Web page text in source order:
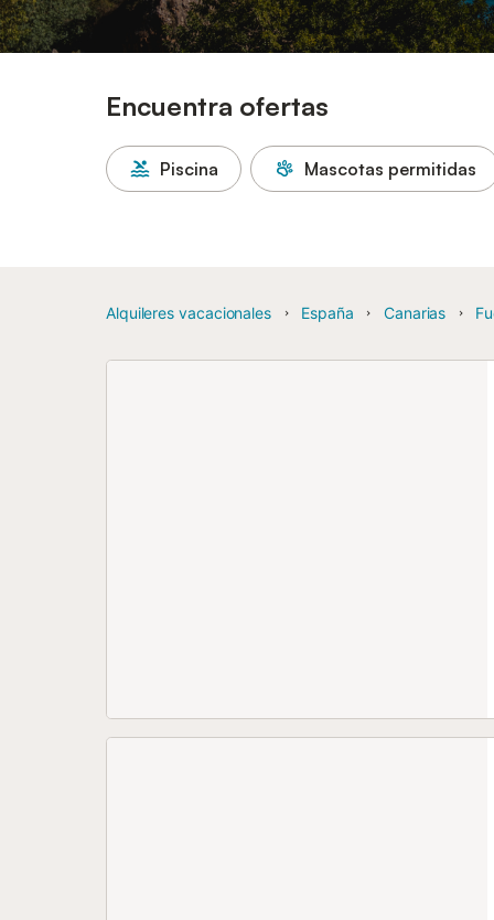
Encuentra ofertas
Piscina Mascotas permitidas
Alquileres vacacionales España Canarias